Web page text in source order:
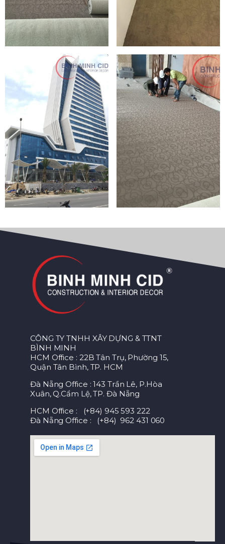
CÔNG TY TNHH XÂY DỰNG & TTNT
BÌNH MINH
HCM Office : 22B Tân Trụ, Phường 15,
Quận Tân Bình, TP. HCM
Đà Nẵng Office : 143 Trần Lê, P.Hòa
Xuân, Q.Cẩm Lệ, TP. Đà Nẵng
HCM Office : (+84) 945 593 222
Đà Nẵng Office : (+84) 962 431 060